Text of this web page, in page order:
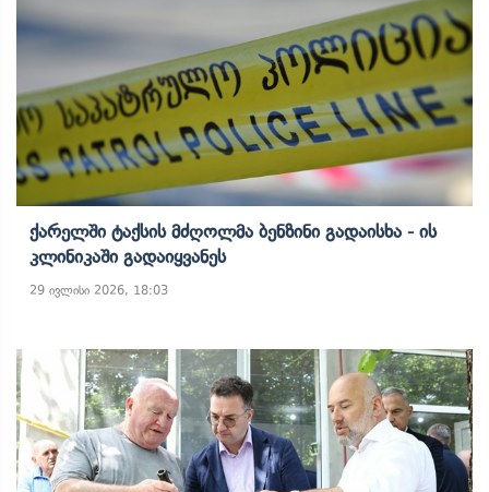
Ქარელში Ტაქსის Მძღოლმა Ბენზინი Გადაისხა - Ის
Კლინიკაში Გადაიყვანეს
29 ივლისი 2026, 18:03